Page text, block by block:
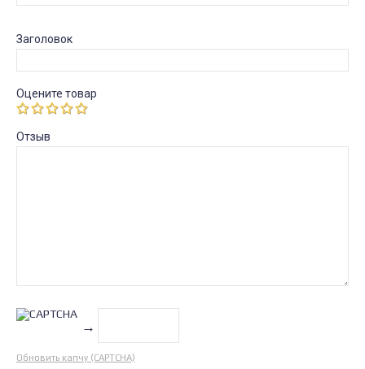
Заголовок
Оцените товар
Отзыв
→
Обновить капчу (CAPTCHA)